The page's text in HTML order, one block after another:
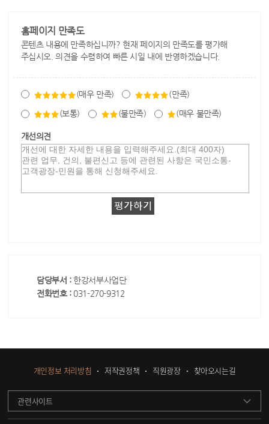
홈페이지 만족도
콘텐츠 내용에 만족하십니까? 현재 페이지의 만족도를 평가해
주십시오. 의견을 수렴하여 빠른 시일 내에 반영하겠습니다.
(매우 만족) (만족)
(보통) (불만족) (매우 불만족)
개선의견
담당부서 :한강서부사업단
전화번호 : 031-270-9312
개인정보 처리방침 저작권정책 직원광장 찾아오시는길
관련사이트